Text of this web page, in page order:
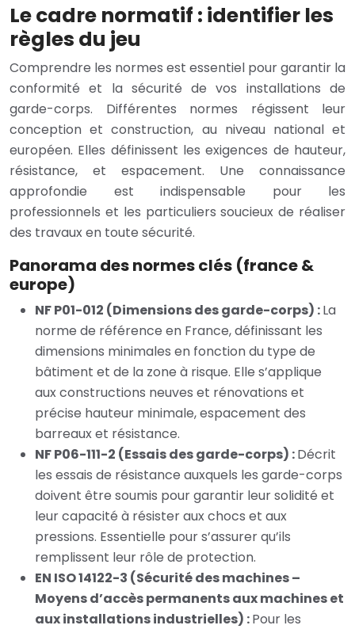
Le cadre normatif : identifier les
règles du jeu
Comprendre les normes est essentiel pour garantir la
conformité et la sécurité de vos installations de
garde-corps. Différentes normes régissent leur
conception et construction, au niveau national et
européen. Elles définissent les exigences de hauteur,
résistance, et espacement. Une connaissance
approfondie est indispensable pour les
professionnels et les particuliers soucieux de réaliser
des travaux en toute sécurité.
Panorama des normes clés (france &
europe)
NF P01-012 (Dimensions des garde-corps) :La
norme de référence en France, définissant les
dimensions minimales en fonction du type de
bâtiment et de la zone à risque. Elle s’applique
aux constructions neuves et rénovations et
précise hauteur minimale, espacement des
barreaux et résistance.
NF P06-111-2 (Essais des garde-corps) :Décrit
les essais de résistance auxquels les garde-corps
doivent être soumis pour garantir leur solidité et
leur capacité à résister aux chocs et aux
pressions. Essentielle pour s’assurer qu’ils
remplissent leur rôle de protection.
EN ISO 14122-3 (Sécurité des machines –
Moyens d’accès permanents aux machines et
aux installations industrielles) :Pour les